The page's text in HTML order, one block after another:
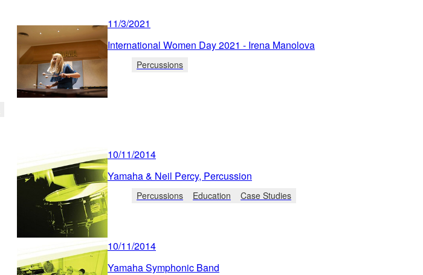
11/3/2021
International Women Day 2021 - Irena Manolova
Percussions
10/11/2014
Yamaha & Neil Percy, Percussion
Percussions Education Case Studies
10/11/2014
Yamaha Symphonic Band